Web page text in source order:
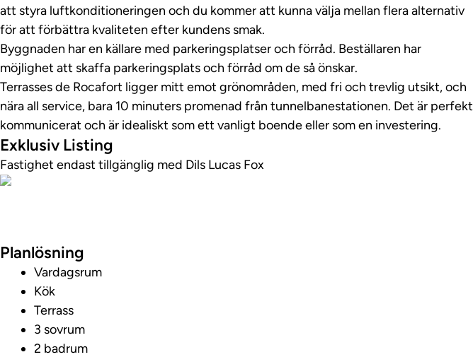
att styra luftkonditioneringen och du kommer att kunna välja mellan flera alternativ
för att förbättra kvaliteten efter kundens smak.
Byggnaden har en källare med parkeringsplatser och förråd. Beställaren har
möjlighet att skaffa parkeringsplats och förråd om de så önskar.
Terrasses de Rocafort ligger mitt emot grönområden, med fri och trevlig utsikt, och
nära all service, bara 10 minuters promenad från tunnelbanestationen. Det är perfekt
kommunicerat och är idealiskt som ett vanligt boende eller som en investering.
Exklusiv Listing
Fastighet endast tillgänglig med Dils Lucas Fox
Planlösning
Vardagsrum
Kök
Terrass
3 sovrum
2 badrum